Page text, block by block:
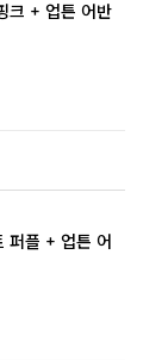
크 + 업튼 어반
퍼플 + 업튼 어